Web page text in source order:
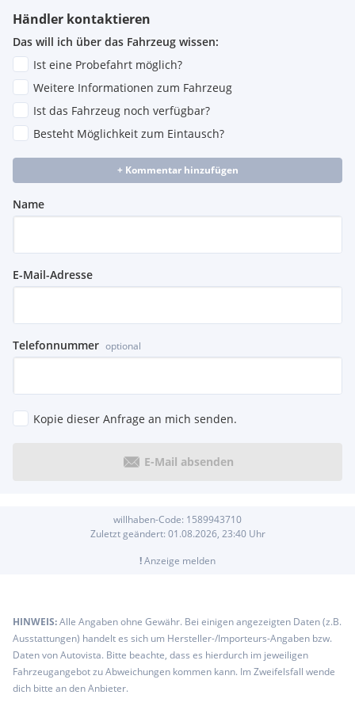
Dreipunkt-Automatiksicherheitsgurte für Rücksitzplätze (3
Stück)
Elektronische Parkbremse inkl. Auto-Hold-Funktion
Fernentriegelung für Heckklappe
Frontscheibe in Wärmeschutzglas
Fußgängererkennung
Gepäckraumauskleidung in Textil
Gepäckraumboden aufstellbar
Handschuhfach abschließbar, beleuchtet und mit
Kühlmöglichkeit
Innenleuchte vorn und hinten mit Abschaltverzögerung,
und Dimmfunktion
Suchbeleuchtung für Schalter
Karosserie verzinkt
Kombi-Instrument mit elektronischem Tachometer,
Kopfstützen (3 Stück) hinten
Multifunktionsanzeige "Premium"
Proaktives Insassenschutzsystem
Rückleuchten in LED- Technik
Rücksitzbank ungeteilt, Lehne asymmetrisch geteilt
Rückstrahler in allen Türen
Scheibenwischer vorn mit Intervallschaltung
Sicherheitsoptimierte Kopfstützen vorn, längs- und
höheneinstellbar
Start-Stopp-System mit Bremsenergie-Rückgewinnung
Steckdose 12 V im Gepäckraum
Händler kontaktieren
Das will ich über das Fahrzeug wissen:
Ist eine Probefahrt möglich?
Weitere Informationen zum Fahrzeug
Ist das Fahrzeug noch verfügbar?
Besteht Möglichkeit zum Eintausch?
+ Kommentar hinzufügen
Name
E-Mail-Adresse
Telefonnummer optional
Kopie dieser Anfrage an mich senden.
E-Mail absenden
willhaben-Code: 1589943710
Zuletzt geändert: 01.08.2026, 23:40Uhr
!Anzeige melden
HINWEIS:Alle Angaben ohne Gewähr. Bei einigen angezeigten Daten (z.B.
Ausstattungen) handelt es sich um Hersteller-/Importeurs-Angaben bzw.
Daten von Autovista. Bitte beachte, dass es hierdurch im jeweiligen
Fahrzeugangebot zu Abweichungen kommen kann. Im Zweifelsfall wende
dich bitte an den Anbieter.